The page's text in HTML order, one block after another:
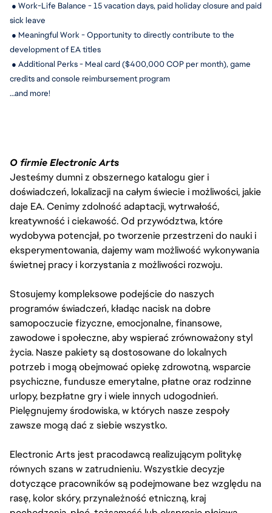
● Work-Life Balance - 15 vacation days, paid holiday closure and paid
sick leave
● Meaningful Work - Opportunity to directly contribute to the
development of EA titles
● Additional Perks - Meal card ($400,000 COP per month), game
credits and console reimbursement program
…and more!
O firmie Electronic Arts
Jesteśmy dumni z obszernego katalogu gier i
doświadczeń, lokalizacji na całym świecie i możliwości, jakie
daje EA. Cenimy zdolność adaptacji, wytrwałość,
kreatywność i ciekawość. Od przywództwa, które
wydobywa potencjał, po tworzenie przestrzeni do nauki i
eksperymentowania, dajemy wam możliwość wykonywania
świetnej pracy i korzystania z możliwości rozwoju.
Stosujemy kompleksowe podejście do naszych
programów świadczeń, kładąc nacisk na dobre
samopoczucie fizyczne, emocjonalne, finansowe,
zawodowe i społeczne, aby wspierać zrównoważony styl
życia. Nasze pakiety są dostosowane do lokalnych
potrzeb i mogą obejmować opiekę zdrowotną, wsparcie
psychiczne, fundusze emerytalne, płatne oraz rodzinne
urlopy, bezpłatne gry i wiele innych udogodnień.
Pielęgnujemy środowiska, w których nasze zespoły
zawsze mogą dać z siebie wszystko.
Electronic Arts jest pracodawcą realizującym politykę
równych szans w zatrudnieniu. Wszystkie decyzje
dotyczące pracowników są podejmowane bez względu na
rasę, kolor skóry, przynależność etniczną, kraj